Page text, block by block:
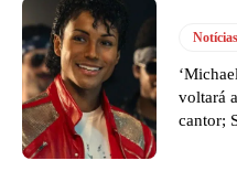
Notícias
voltará
cantor;